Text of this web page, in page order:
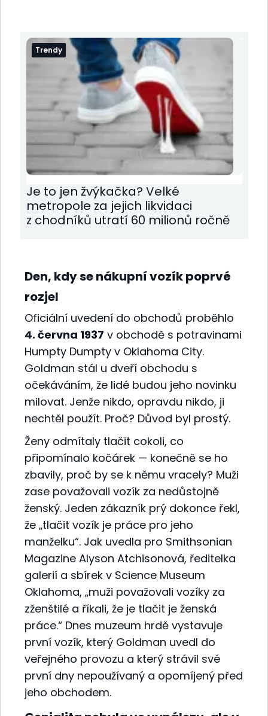
Trendy
Je to jen žvýkačka? Velké
metropole za jejich likvidaci
z chodníků utratí 60 milionů ročně
Den, kdy se nákupní vozík poprvé
rozjel
Oficiální uvedení do obchodů proběhlo
4. června 1937 v obchodě s potravinami
Humpty Dumpty v Oklahoma City.
Goldman stál u dveří obchodu s
očekáváním, že lidé budou jeho novinku
milovat. Jenže nikdo, opravdu nikdo, ji
nechtěl použít. Proč? Důvod byl prostý.
Ženy odmítaly tlačit cokoli, co
připomínalo kočárek — konečně se ho
zbavily, proč by se k němu vracely? Muži
zase považovali vozík za nedůstojně
ženský. Jeden zákazník prý dokonce řekl,
že „tlačit vozík je práce pro jeho
manželku“. Jak uvedla pro Smithsonian
Magazine Alyson Atchisonová, ředitelka
galerií a sbírek v Science Museum
Oklahoma, „muži považovali vozíky za
zženštilé a říkali, že je tlačit je ženská
práce.“ Dnes muzeum hrdě vystavuje
první vozík, který Goldman uvedl do
veřejného provozu a který strávil své
první dny nepoužívaný a opomíjený před
jeho obchodem.